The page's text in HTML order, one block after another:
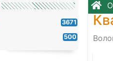
3671
500